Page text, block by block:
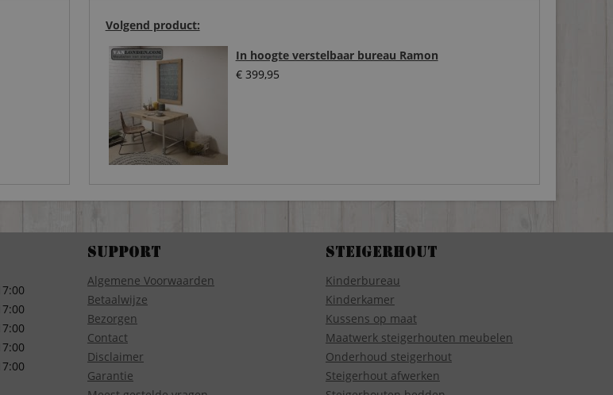
Volgend product:
In hoogte verstelbaar bureau Ramon
€399,95
Support
Algemene Voorwaarden
Betaalwijze
Bezorgen
Contact
Disclaimer
Garantie
Steigerhout
Kinderbureau
Kinderkamer
Kussens op maat
Maatwerk steigerhouten meubelen
Onderhoud steigerhout
Steigerhout afwerken